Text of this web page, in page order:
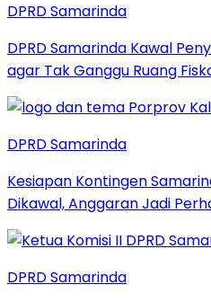
DPRD Samarinda
DPRD Samarinda Kawal
agar Tak Ganggu Ruang
DPRD Samarinda
Kesiapan Kontingen
Dikawal, Anggaran Jadi
DPRD Samarinda